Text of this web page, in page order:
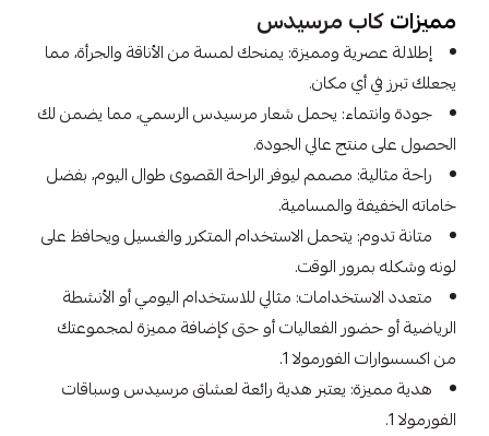
مميزاتكاب مرسيدس
إطلالة عصرية ومميزة: يمنحك لمسة من الأناقة والجرأة، مما
يجعلك تبرز في أي مكان.
جودة وانتماء: يحمل شعار مرسيدس الرسمي، مما يضمن لك
الحصول على منتج عالي الجودة.
راحة مثالية: مصمم ليوفر الراحة القصوى طوال اليوم، بفضل
خاماته الخفيفة والمسامية.
متانة تدوم: يتحمل الاستخدام المتكرر والغسيل ويحافظ على
لونه وشكله بمرور الوقت.
متعدد الاستخدامات: مثالي للاستخدام اليومي أو الأنشطة
الرياضية أو حضور الفعاليات أو حتى كإضافة مميزة لمجموعتك
من اكسسوارات الفورمولا 1.
هدية مميزة: يعتبر هدية رائعة لعشاق مرسيدس وسباقات
الفورمولا 1.